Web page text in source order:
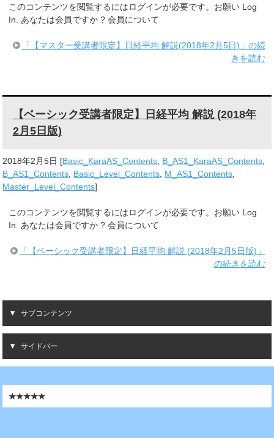
このコンテンツを閲覧するにはログインが必要です。お願い Log
In. あなたは会員ですか ? 会員について
「【マスター受講者限定】日経平均 解説(2018年2月5日)」の続
きを読む
【ベーシック受講者限定】日経平均 解説 (2018年
2月5日版)
2018年2月5日 [Basic_KaraAS_Contents, B_AS1_KaraAS_Contents,
B_AS1_Contents, Basic_Level_Contents, M_AS1_Contents,
Master_Level_Contents]
このコンテンツを閲覧するにはログインが必要です。お願い Log
In. あなたは会員ですか ? 会員について
「【ベーシック受講者限定】日経平均 解説 (2018年2月5日版)」
の続きを読む
サブコンテンツ
サイドバー
★★★★★